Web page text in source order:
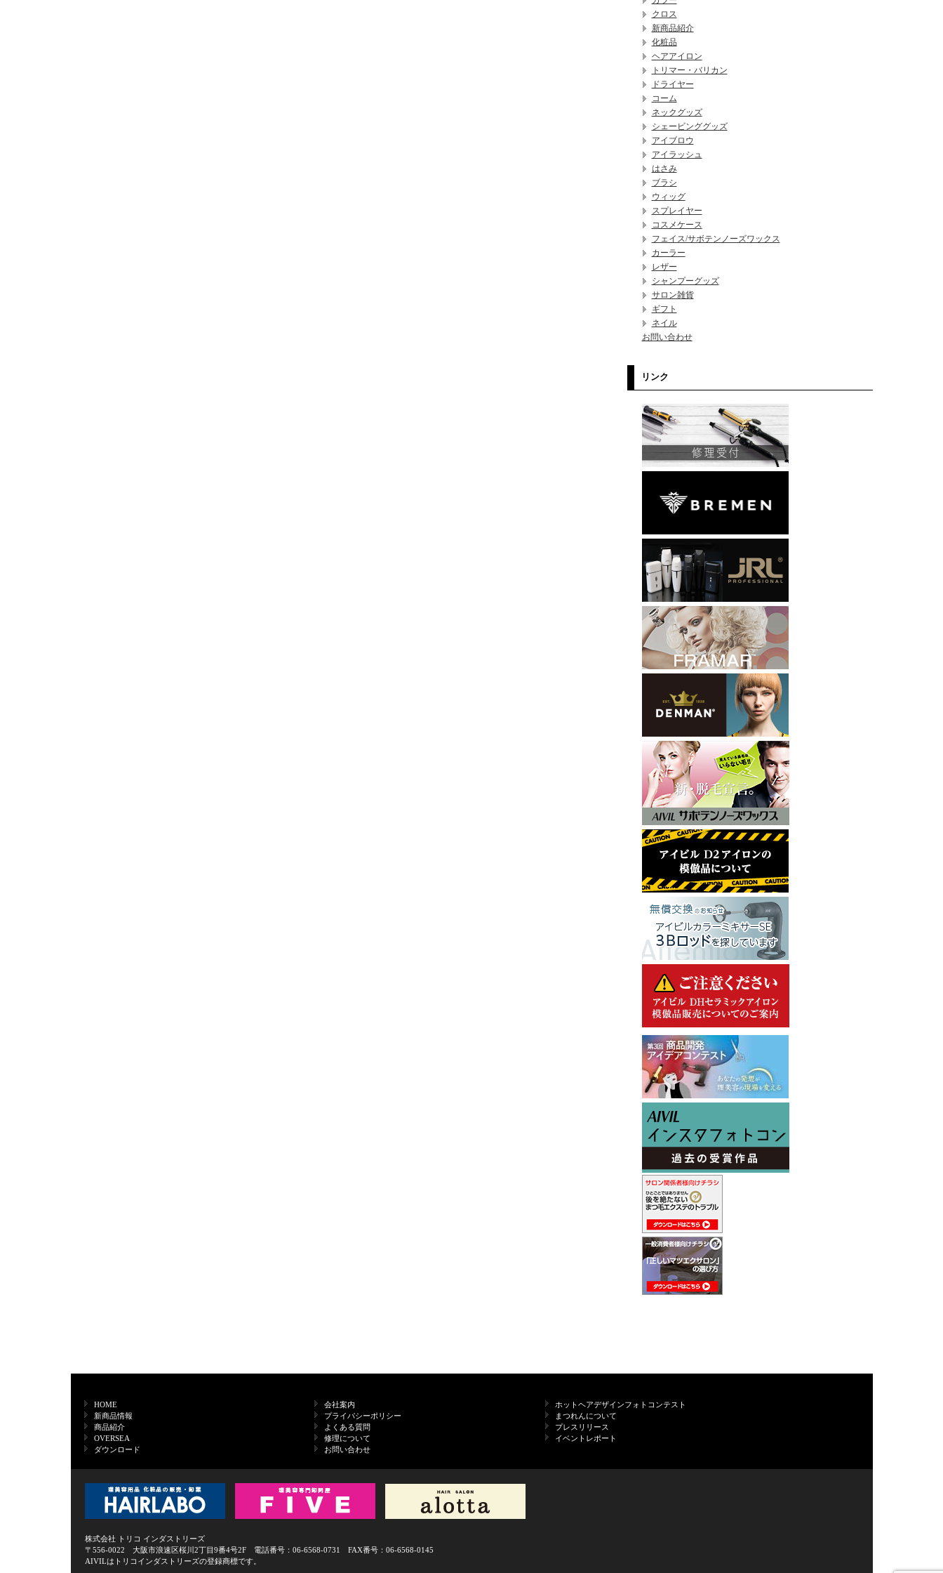
クロス
新商品紹介
化粧品
ヘアアイロン
トリマー・バリカン
ドライヤー
コーム
ネックグッズ
シェービンググッズ
アイブロウ
アイラッシュ
はさみ
ブラシ
ウィッグ
スプレイヤー
コスメケース
フェイス/サボテンノーズワックス
カーラー
レザー
シャンプーグッズ
サロン雑貨
ギフト
ネイル
お問い合わせ
リンク
HOME
新商品情報
商品紹介
OVERSEA
ダウンロード
会社案内
プライバシーポリシー
よくある質問
修理について
お問い合わせ
ホットヘアデザインフォトコンテスト
まつれんについて
プレスリリース
イベントレポート
株式会社 トリコ インダストリーズ
〒556-0022 大阪市浪速区桜川2丁目9番4号2F 電話番号：06-6568-0731 FAX番号：06-6568-0145
AIVILはトリコインダストリーズの登録商標です。